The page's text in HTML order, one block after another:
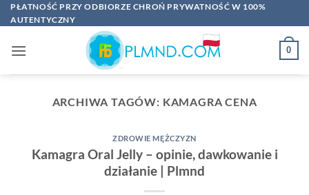
Przewiń
do
PŁATNOŚĆ PRZY ODBIORZE CHROŃ PRYWATNOŚĆ W 100%
AUTENTYCZNY
0
ARCHIWA TAGÓW: KAMAGRA CENA
ZDROWIE MĘŻCZYZN
Kamagra Oral Jelly – opinie, dawkowanie i
działanie | Plmnd